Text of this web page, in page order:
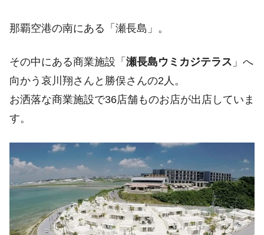
那覇空港の南にある「瀬長島」。
その中にある商業施設「 瀬長島ウミカジテラス 」へ
向かう哀川翔さんと勝俣さんの2人。
お洒落な商業施設で36店舗ものお店が出店していま
す。